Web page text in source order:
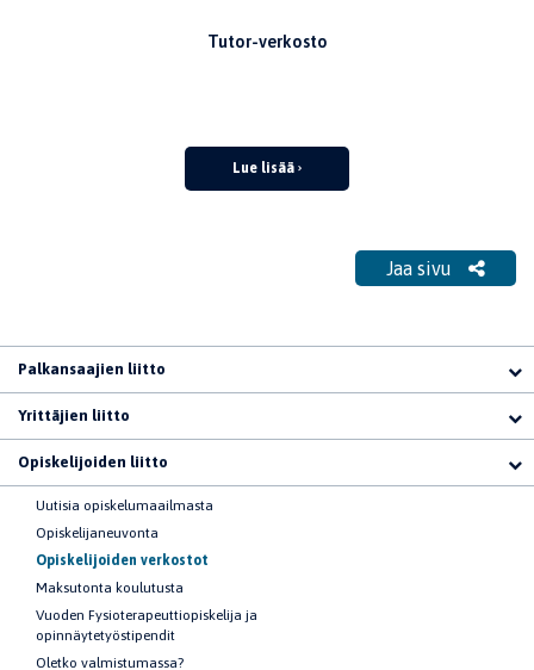
Tutor-verkosto
Lue lisää
Jaa sivu
Palkansaajien liitto
Yrittäjien liitto
Opiskelijoiden liitto
Uutisia opiskelumaailmasta
Opiskelijaneuvonta
Opiskelijoiden verkostot
Maksutonta koulutusta
Vuoden Fysioterapeuttiopiskelija ja
opinnäytetyöstipendit
Oletko valmistumassa?